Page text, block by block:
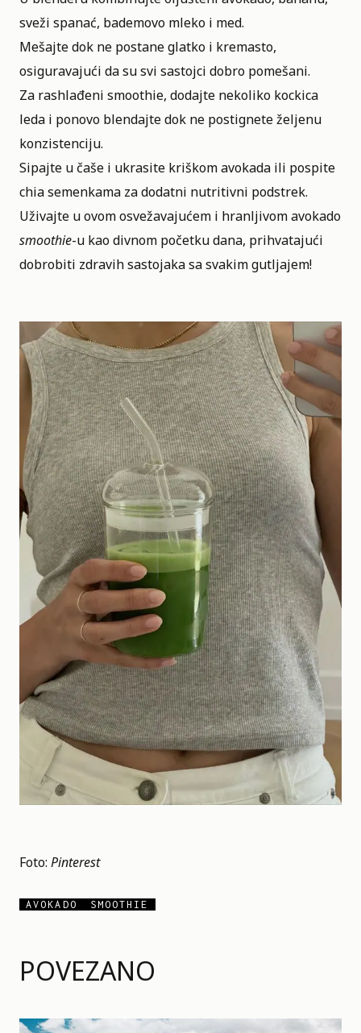
POVEZANO
sveži spanać, bademovo mleko i med.
Mešajte dok ne postane glatko i kremasto,
osiguravajući da su svi sastojci dobro pomešani.
Za rashlađeni smoothie, dodajte nekoliko kockica
leda i ponovo blendajte dok ne postignete željenu
konzistenciju.
Sipajte u čaše i ukrasite kriškom avokada ili pospite
chia semenkama za dodatni nutritivni podstrek.
Uživajte u ovom osvežavajućem i hranljivom avokado
smoothie-u kaodivnom početku dana, prihvatajući
dobrobiti zdravih sastojaka sa svakim gutljajem!
Foto: Pinterest
AVOKADO SMOOTHIE